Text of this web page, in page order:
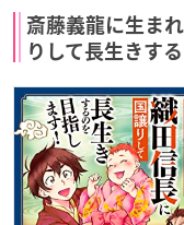
斎藤義龍に生ま
りして長生きす